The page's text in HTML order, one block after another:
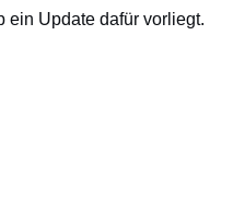
ein Update dafür vorliegt.